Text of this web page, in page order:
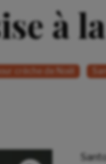
à
crèche de Noël